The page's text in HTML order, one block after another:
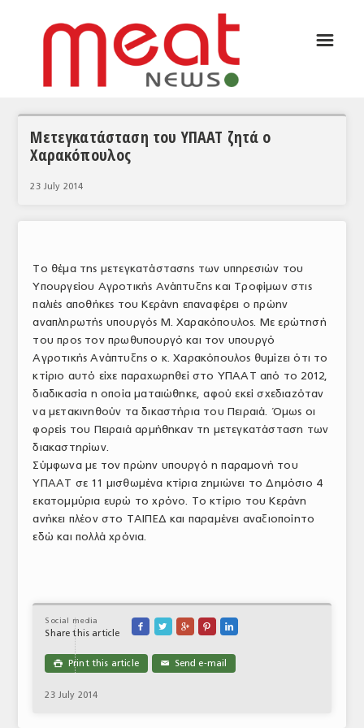
ΣΥΝΕΝΤΕΥΞΕΙΣ
ΘΕΜΑΤΑ
ΕΙΔΗΣΕΙΣ
ΕΥΡΩΠΑΪΚΕΣ ΑΠΟΦΑΣΕΙΣ
ΘΕΜΑΤΑ
ΑΝΑΛΥΣΕΙΣ
ΕΜΠΟΡΙΚΟΣ ΚΑΤΑΛΟΓΟΣ
ΠΑΡΑΓΩΓΗ & ΕΜΠΟΡΙΑ
ΣΦΑΓΕΙΑ
ΠΡΩΤΕΣ ΥΛΕΣ
ΝΟΜΟΘΕΣΙΑ
☰
Μετεγκατάσταση του ΥΠΑΑΤ ζητά ο
Χαρακόπουλος
23 July 2014
Το θέμα της μετεγκατάστασης των υπηρεσιών του
Υπουργείου Αγροτικής Ανάπτυξης και Τροφίμων στις
παλιές αποθήκες του Κεράνη επαναφέρει ο πρώην
αναπληρωτής υπουργός Μ. Χαρακόπουλος. Με ερώτησή
του προς τον πρωθυπουργό και τον υπουργό
Αγροτικής Ανάπτυξης ο κ. Χαρακόπουλος θυμίζει ότι το
κτίριο αυτό είχε παραχωρηθεί στο ΥΠΑΑΤ από το 2012,
διαδικασία η οποία ματαιώθηκε, αφού εκεί σχεδιαζόταν
να μετακινηθούν τα δικαστήρια του Πειραιά. Όμως οι
φορείς του Πειραιά αρμήθηκαν τη μετεγκατάσταση των
διακαστηρίων.
Σύμφωνα με τον πρώην υπουργό η παραμονή του
ΥΠΑΑΤ σε 11 μισθωμένα κτίρια ζημιώνει το Δημόσιο 4
εκατομμύρια ευρώ το χρόνο. Το κτίριο του Κεράνη
ανήκει πλέον στο ΤΑΙΠΕΔ και παραμένει αναξιοποίητο
εδώ και πολλά χρόνια.
Social media
Share this article
    
 Print this article ✉ Send e-mail
23 July 2014